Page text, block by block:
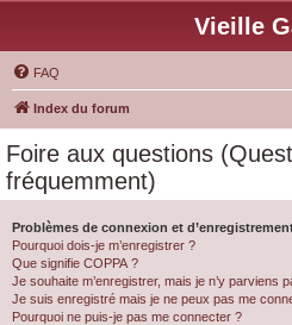
Vieille
FAQ
Index du forum
Foire aux questions
fréquemment)
Problèmes de connexion et
Pourquoi dois-je m’enregistrer ?
Que signifie COPPA ?
Je souhaite m’enregistrer, mais je n’y parviens
Je suis enregistré mais je ne peux pas me
Pourquoi ne puis-je pas me connecter ?